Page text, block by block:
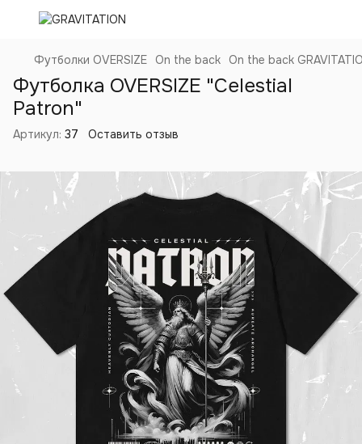
Футболки OVERSIZE On the back On the back
Футболка OVERSIZE "Celestial
Patron"
Артикул: 37 Оставить отзыв